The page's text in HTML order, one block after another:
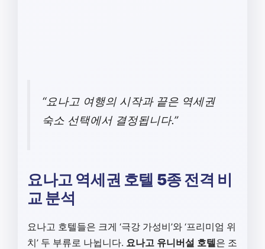
“요나고 여행의 시작과 끝은 역세권
숙소 선택에서 결정됩니다.”
요나고 역세권 호텔 5종 전격 비
교 분석
요나고 호텔들은 크게 ‘극강 가성비’와 ‘프리미엄 위
치’ 두 부류로 나뉩니다. 요나고 유니버설 호텔은 조